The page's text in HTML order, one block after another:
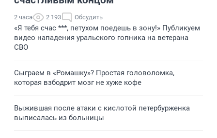
2 часа 2 193 Обсудить
«Я тебя счас ***, петухом поедешь в зону!» Публикуем
видео нападения уральского гопника на ветерана
СВО
Сыграем в «Ромашку»? Простая головоломка,
которая взбодрит мозг не хуже кофе
Выжившая после атаки с кислотой петербурженка
выписалась из больницы